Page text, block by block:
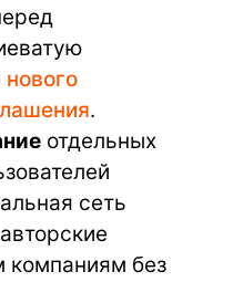
нового
.
отдельных
сеть
компаниям без